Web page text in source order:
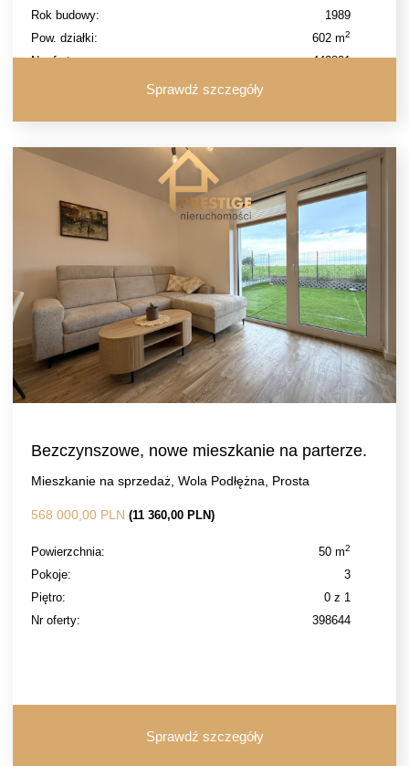
Rok budowy:
1989
Pow. działki:
602 m2
Nr oferty: 442801
Sprawdź szczegóły
Bezczynszowe, nowe mieszkanie na parterze.
Mieszkanie na sprzedaż, Wola Podłężna, Prosta
568 000,00 PLN (11 360,00 PLN)
Powierzchnia: 50 m2
Pokoje:
3
Piętro:
0 z 1
Nr oferty:
398644
Sprawdź szczegóły